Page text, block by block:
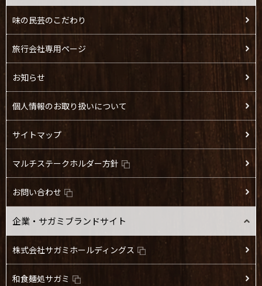
味の民芸のこだわり
旅行会社専用ページ
お知らせ
個人情報のお取り扱いについて
サイトマップ
マルチステークホルダー方針
お問い合わせ
企業・サガミブランドサイト
株式会社サガミホールディングス
和食麺処サガミ